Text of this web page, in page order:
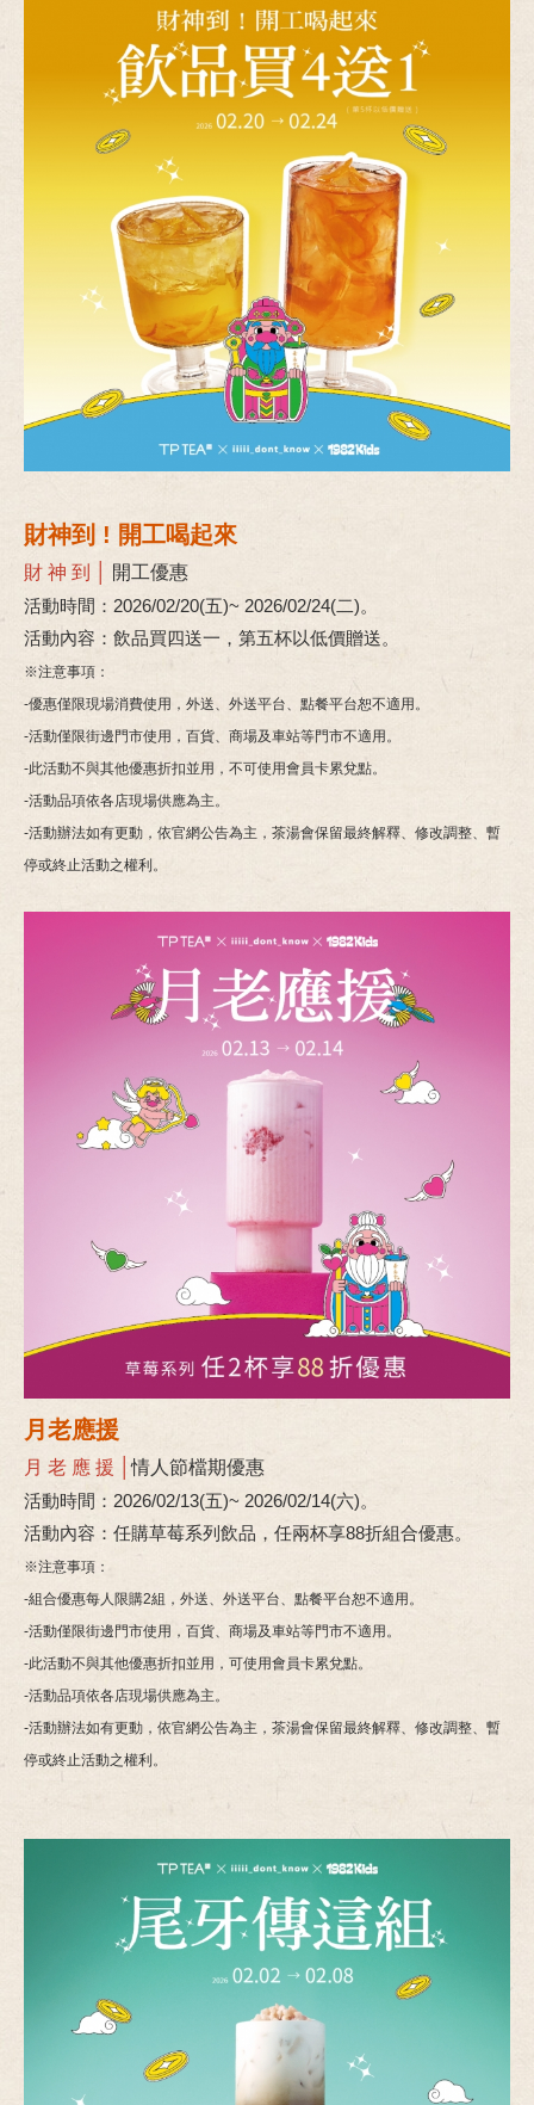
財神到 ! 開工喝起來
財 神 到 │
開工優惠
活動時間：2026/02/20(五)~ 2026/02/24(二)。
活動內容：飲品買四送一，第五杯以低價贈送。
※注意事項：
-優惠僅限現場消費使用，外送、外送平台、點餐平台恕不適用。
-活動僅限街邊門市使用，百貨、商場及車站等門市不適用。
-此活動不與其他優惠折扣並用，不可使用會員卡累兌點。
-活動品項依各店現場供應為主。
-活動辦法如有更動，依官網公告為主，茶湯會保留最終解釋、修改調整、暫
停或終止活動之權利。
月老應援
月 老 應 援 │情人節檔期優惠
活動時間：2026/02/13(五)~ 2026/02/14(六)。
活動內容：任購草莓系列飲品，任兩杯享88折組合優惠。
※注意事項：
-組合優惠每人限購2組，外送、外送平台、點餐平台恕不適用。
-活動僅限街邊門市使用，百貨、商場及車站等門市不適用。
-此活動不與其他優惠折扣並用，可使用會員卡累兌點。
-活動品項依各店現場供應為主。
-活動辦法如有更動，依官網公告為主，茶湯會保留最終解釋、修改調整、暫
停或終止活動之權利。